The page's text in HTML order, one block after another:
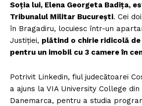
Soția lui, Elena Georgeta Badița,
Tribunalul Militar București. Cei
în Bragadiru, locuiesc într-un
Justiției, plătind o chirie ridicolă de
pentru un imobil cu 3 camere în
Potrivit Linkedin, fiul judecătoarei
a ajuns la VIA University College din
Danemarca, pentru a studia